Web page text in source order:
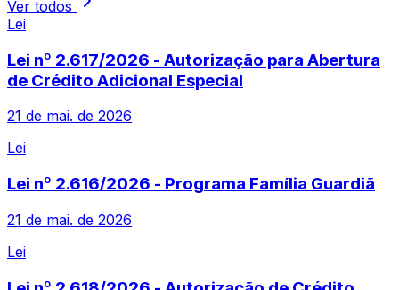
Ver todos
Lei
Lei nº 2.617/2026 - Autorização para Abertura
de Crédito Adicional Especial
21 de mai. de 2026
Lei
Lei nº 2.616/2026 - Programa Família Guardiã
21 de mai. de 2026
Lei